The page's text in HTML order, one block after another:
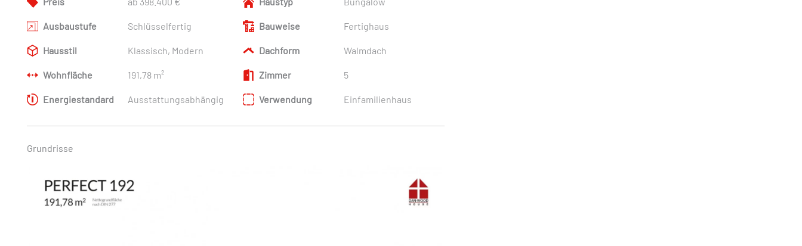
Ausbaustufe Schlüsselfertig
Hausstil Klassisch, Modern
Wohnfläche 191,78 m²
Energiestandard Ausstattungsabhängig
Bauweise Fertighaus
Dachform Walmdach
Zimmer 5
Verwendung Einfamilienhaus
Grundrisse